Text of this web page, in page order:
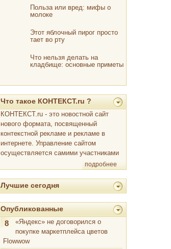
Польза или вред: мифы о
молоке
Этот яблочный пирог просто
тает во рту
Что нельзя делать на
кладбище: основные приметы
Что такое КОНТЕКСТ.ru ?
КОНТЕКСТ.ru - это новостной сайт
нового формата, посвященный
контекстной рекламе и рекламе в
интернете. Управление сайтом
осуществляется самими участниками
подробнее
Лучшие сегодня
Опубликованные
8
«Яндекс» не договорился о
покупке маркетплейса цветов
Flowwow